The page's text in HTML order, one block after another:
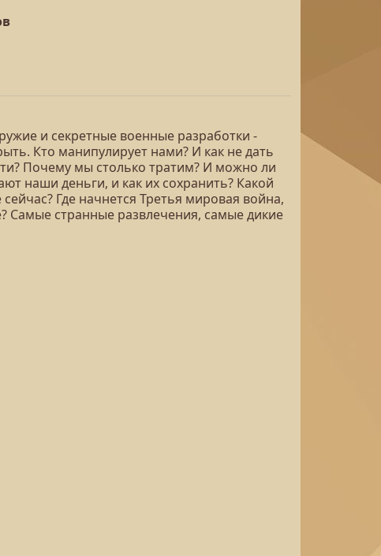
и секретные военные разработки -
Кто манипулирует нами? И как не дать
Почему мы столько тратим? И можно ли
наши деньги, и как их сохранить? Какой
Где начнется Третья мировая война,
Самые странные развлечения, самые дикие